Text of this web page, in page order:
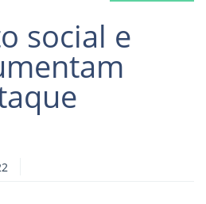
more
social e